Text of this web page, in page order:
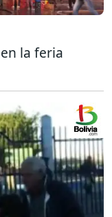
la feria